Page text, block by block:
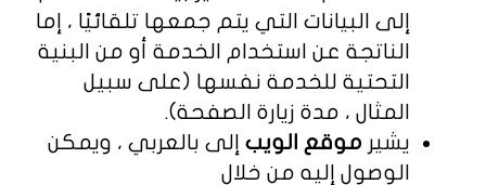
إلى البيانات التي يتم جمعها تلقائيًا ، إما
الناتجة عن استخدام الخدمة أو من البنية
التحتية للخدمة نفسها (على سبيل
المثال ، مدة زيارة الصفحة).
يشير موقع الويب إلى بالعربي ، ويمكن
الوصول إليه من خلال